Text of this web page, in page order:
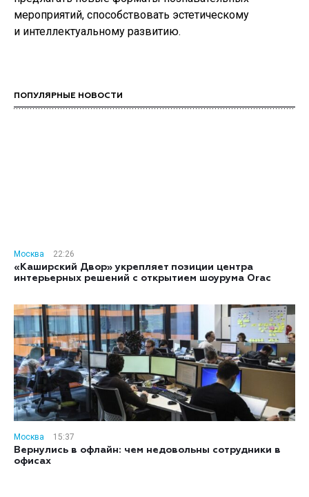
мероприятий, способствовать эстетическому
и интеллектуальному развитию.
ПОПУЛЯРНЫЕ НОВОСТИ
Москва
22:26
«Каширский Двор» укрепляет позиции центра
интерьерных решений с открытием шоурума Orac
Москва
15:37
Вернулись в офлайн: чем недовольны сотрудники в
офисах